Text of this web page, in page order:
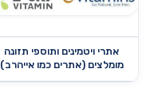
אתרי ויטמינים ותוספי תזונה
מומלצים (אתרים כמו אייהרב)